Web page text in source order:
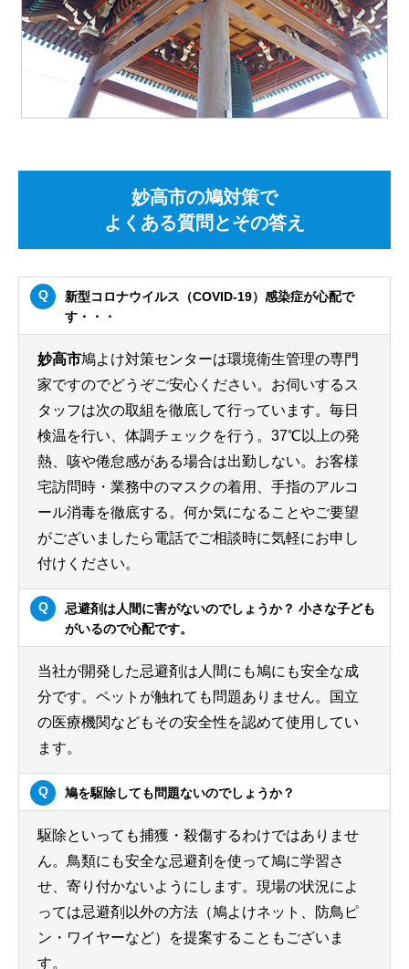
妙高市の鳩対策で
よくある質問とその答え
新型コロナウイルス（COVID-19）感染症が心配で
す・・・
妙高市鳩よけ対策センターは環境衛生管理の専門
家ですのでどうぞご安心ください。お伺いするス
タッフは次の取組を徹底して行っています。毎日
検温を行い、体調チェックを行う。37℃以上の発
熱、咳や倦怠感がある場合は出勤しない。お客様
宅訪問時・業務中のマスクの着用、手指のアルコ
ール消毒を徹底する。何か気になることやご要望
がございましたら電話でご相談時に気軽にお申し
付けください。
忌避剤は人間に害がないのでしょうか？ 小さな子ども
がいるので心配です。
当社が開発した忌避剤は人間にも鳩にも安全な成
分です。ペットが触れても問題ありません。国立
の医療機関などもその安全性を認めて使用してい
ます。
鳩を駆除しても問題ないのでしょうか？
駆除といっても捕獲・殺傷するわけではありませ
ん。鳥類にも安全な忌避剤を使って鳩に学習さ
せ、寄り付かないようにします。現場の状況によ
っては忌避剤以外の方法（鳩よけネット、防鳥ピ
ン・ワイヤーなど）を提案することもございま
す。